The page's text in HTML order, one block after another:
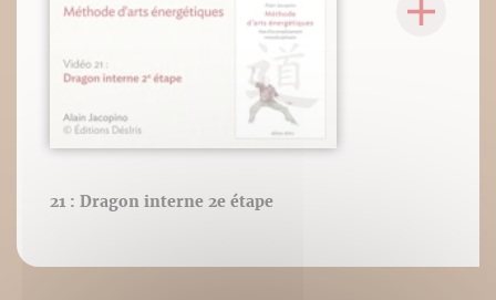
21 : Dragon interne 2e étape